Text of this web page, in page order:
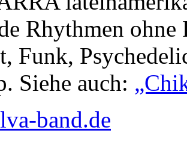
Rhythmen
Funk,
Siehe auch:
band.de